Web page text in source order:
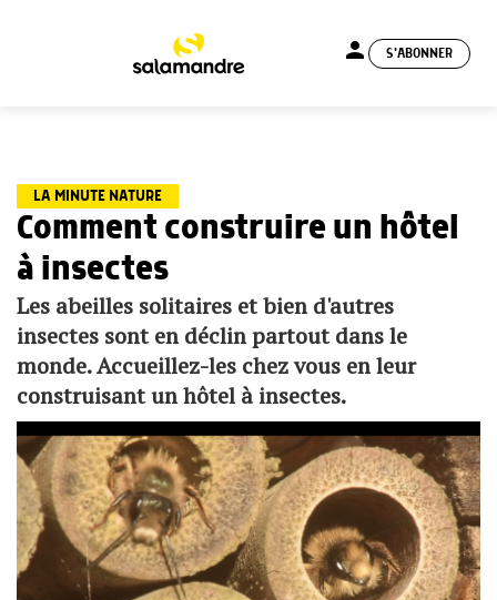
person S'ABONNER
LA MINUTE NATURE
Comment construire un hôtel
à insectes
Les abeilles solitaires et bien d'autres
insectes sont en déclin partout dans le
monde. Accueillez-les chez vous en leur
construisant un hôtel à insectes.